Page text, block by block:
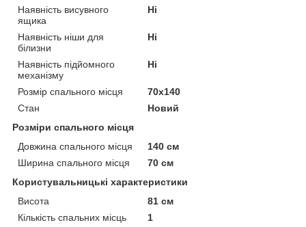
Наявність висувного
ящика
Ні
Наявність ніши для
білизни
Ні
Наявність підйомного
механізму
Ні
Розмір спального місця
70х140
Стан
Новий
Розміри спального місця
Довжина спального місця
140 см
Ширина спального місця
70 см
Користувальницькі характеристики
Висота
81 см
Кількість спальних місць
1